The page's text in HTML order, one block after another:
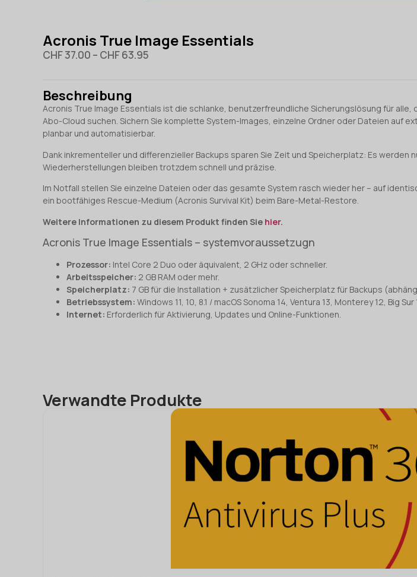
Acronis True Image Essentials
CHF37.00 – CHF63.95
Beschreibung
Acronis True Image Essentials ist die schlanke, benutzerfreundliche Sicherungslösung für alle,
Abo-Cloud suchen. Sichern Sie komplette System-Images, einzelne Ordner oder Dateien auf
planbar und automatisierbar.
Dank inkrementeller und differenzieller Backups sparen Sie Zeit und Speicherplatz: Es werden
Wiederherstellungen bleiben trotzdem schnell und präzise.
Im Notfall stellen Sie einzelne Dateien oder das gesamte System rasch wieder her – auf
ein bootfähiges Rescue-Medium (Acronis Survival Kit) beim Bare-Metal-Restore.
Weitere Informationen zu diesem Produkt finden Sie hier.
Acronis True Image Essentials – systemvoraussetzugn
Prozessor: Intel Core 2 Duo oder äquivalent, 2 GHz oder schneller.
Arbeitsspeicher: 2 GB RAM oder mehr.
Speicherplatz: 7 GB für die Installation + zusätzlicher Speicherplatz für Backups
Betriebssystem: Windows 11, 10, 8.1 / macOS Sonoma 14, Ventura 13, Monterey 12, Big Sur
Internet: Erforderlich für Aktivierung, Updates und Online-Funktionen.
Verwandte Produkte